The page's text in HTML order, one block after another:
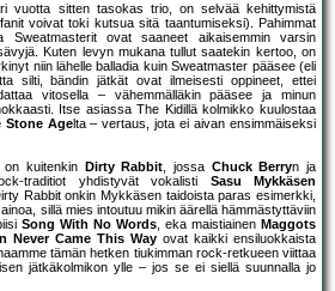
vuotta sitten tasokas trio, on selvää kehittymistä
voivat toki kutsua sitä taantumiseksi). Pahimmat
Sweatmasterit ovat saaneet aikaisemmin varsin
Kuten levyn mukana tullut saatekin kertoo, on
niin lähelle balladia kuin Sweatmaster pääsee (eli
silti, bändin jätkät ovat ilmeisesti oppineet, ettei
vitosella – vähemmälläkin pääsee ja minun
Itse asiassa The Kidillä kolmikko kuulostaa
Stone Agelta – vertaus, jota ei aivan ensimmäiseksi
on kuitenkin
Dirty Rabbit, jossa Chuck Berryn ja
traditiot yhdistyvät vokalisti Sasu Mykkäsen
Rabbit onkin Mykkäsen taidoista paras esimerkki,
sillä mies intoutuu mikin äärellä hämmästyttäviin
Song With No Words, eka maistiainen Maggots
Never Came This Way ovat kaikki ensiluokkaista
tämän hetken tiukimman rock-retkueen viittaa
jätkäkolmikon ylle – jos se ei siellä suunnalla jo